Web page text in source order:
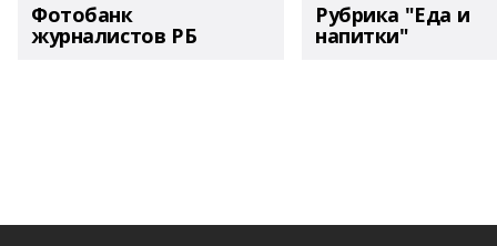
Фотобанк
журналистов РБ
Рубрика "Еда и
напитки"